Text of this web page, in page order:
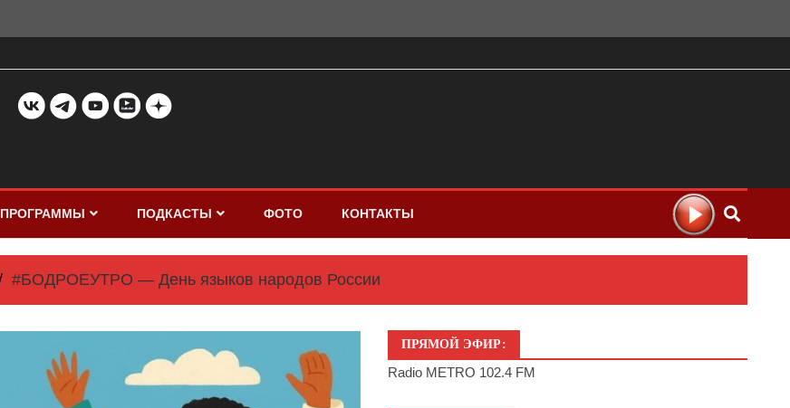
ПРОГРАММЫ ПОДКАСТЫ ФОТО КОНТАКТЫ
#БОДРОЕУТРО — День языков народов России
ПРЯМОЙ ЭФИР:
Radio METRO 102.4 FM